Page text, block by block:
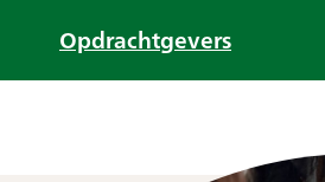
Opdrachtgevers